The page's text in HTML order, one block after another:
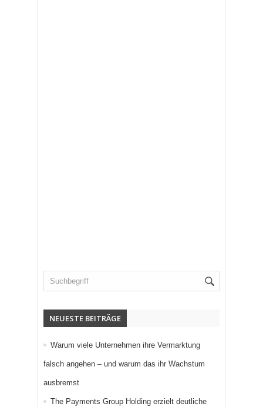
NEUESTE BEITRÄGE
Warum viele Unternehmen ihre Vermarktung
falsch angehen – und warum das ihr Wachstum
ausbremst
The Payments Group Holding erzielt deutliche